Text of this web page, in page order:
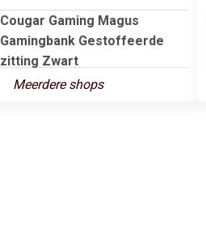
Cougar Gaming Magus
Gamingbank Gestoffeerde
zitting Zwart
Meerdere shops